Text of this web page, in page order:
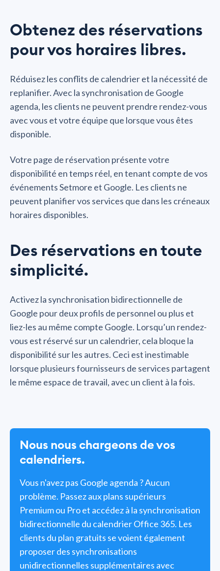
Obtenez des réservations
pour vos horaires libres.
Réduisez les conflits de calendrier et la nécessité de
replanifier. Avec la synchronisation de Google
agenda, les clients ne peuvent prendre rendez-vous
avec vous et votre équipe que lorsque vous êtes
disponible.
Votre page de réservation présente votre
disponibilité en temps réel, en tenant compte de vos
événements Setmore et Google. Les clients ne
peuvent planifier vos services que dans les créneaux
horaires disponibles.
Des réservations en toute
simplicité.
Activez la synchronisation bidirectionnelle de
Google pour deux profils de personnel ou plus et
liez-les au même compte Google. Lorsqu’un rendez-
vous est réservé sur un calendrier, cela bloque la
disponibilité sur les autres. Ceci est inestimable
lorsque plusieurs fournisseurs de services partagent
le même espace de travail, avec un client à la fois.
Nous nous chargeons de vos
calendriers.
Vous n'avez pas Google agenda ? Aucun
problème. Passez aux plans supérieurs
Premium ou Pro et accédez à la synchronisation
bidirectionnelle du calendrier Office 365. Les
clients du plan gratuits se voient également
proposer des synchronisations
unidirectionnelles supplémentaires avec